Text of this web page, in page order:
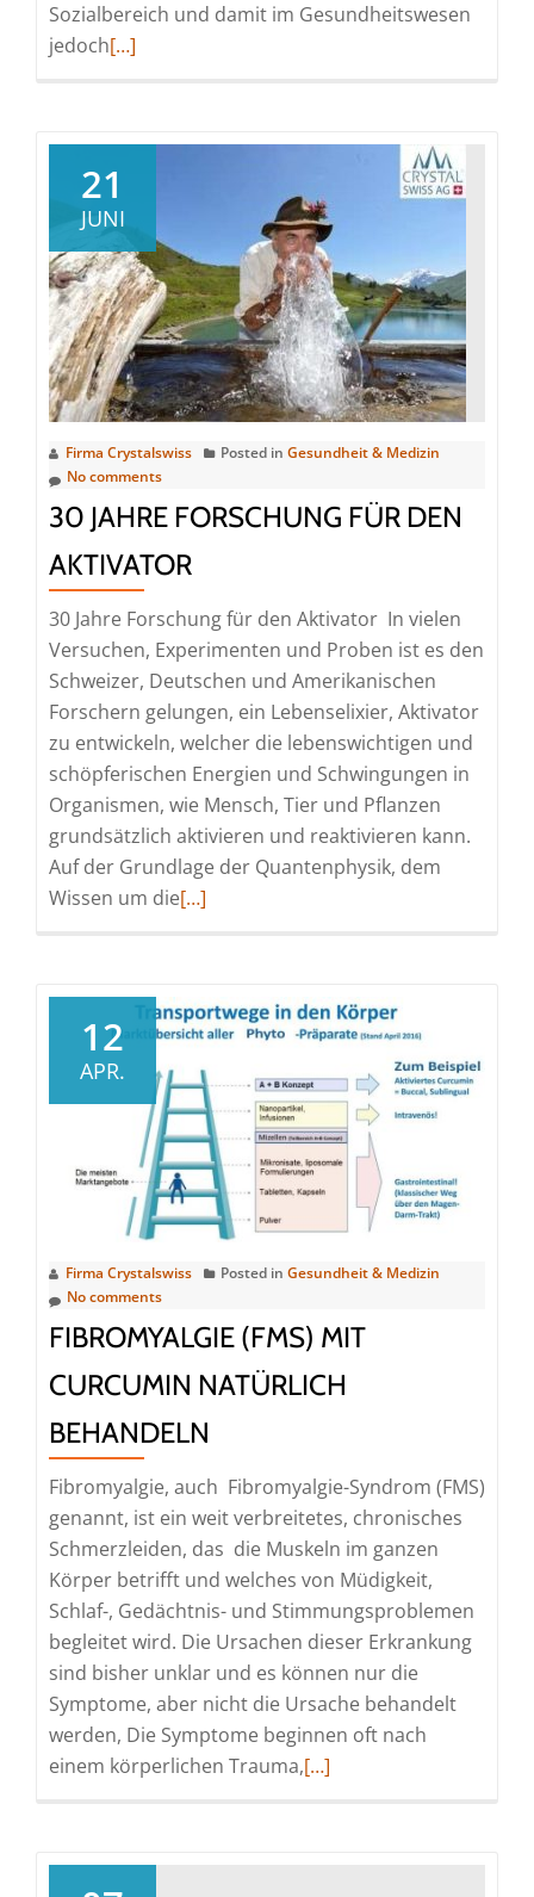
Sozialbereich und damit im Gesundheitswesen
jedochRead
planmässig
in
der
Fortschrittsfalle
[…]
21
JUNI
Firma Crystalswiss Posted in Gesundheit & Medizin
No comments
30 JAHRE FORSCHUNG FÜR DEN
AKTIVATOR
30 Jahre Forschung für den Aktivator In vielen
Versuchen, Experimenten und Proben ist es den
Schweizer, Deutschen und Amerikanischen
Forschern gelungen, ein Lebenselixier, Aktivator
zu entwickeln, welcher die lebenswichtigen und
schöpferischen Energien und Schwingungen in
Organismen, wie Mensch, Tier und Pflanzen
grundsätzlich aktivieren und reaktivieren kann.
Auf der Grundlage der Quantenphysik, dem
Wissen um dieRead
Jahre
für
den
Aktivator
[…]
12
APR.
Firma Crystalswiss Posted in Gesundheit & Medizin
No comments
FIBROMYALGIE (FMS) MIT
CURCUMIN NATÜRLICH
BEHANDELN
Fibromyalgie, auch Fibromyalgie-Syndrom (FMS)
genannt, ist ein weit verbreitetes, chronisches
Schmerzleiden, das die Muskeln im ganzen
Körper betrifft und welches von Müdigkeit,
Schlaf-, Gedächtnis- und Stimmungsproblemen
begleitet wird. Die Ursachen dieser Erkrankung
sind bisher unklar und es können nur die
Symptome, aber nicht die Ursache behandelt
werden, Die Symptome beginnen oft nach
einem körperlichen Trauma,Read
[…]